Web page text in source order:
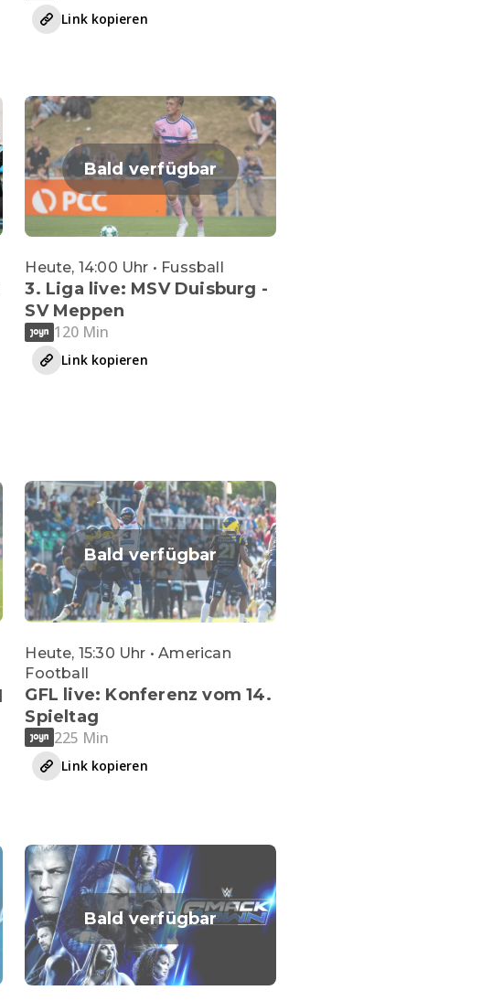
Link kopieren
Bald verfügbar
Heute, 14:00 Uhr • Fussball
3. Liga live: MSV Duisburg -
SV Meppen
120 Min
Link kopieren
Bald verfügbar
Heute, 15:30 Uhr • American
Football
GFL live: Konferenz vom 14.
Spieltag
225 Min
Link kopieren
Bald verfügbar